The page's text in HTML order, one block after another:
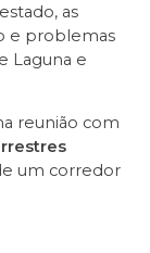
as
e problemas
Laguna e
reunião com
um corredor